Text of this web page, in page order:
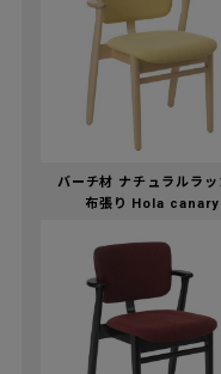
バーチ材 ナチュラルラッ
布張り Hola canary